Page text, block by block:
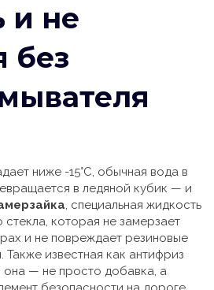
и не
без
ниже -15°C, обычная вода в
в ледяной кубик — и
, специальная жидкость
которая не замерзает
и не повреждает резиновые
. Также известная как антифриз
, она — не просто добавка, а